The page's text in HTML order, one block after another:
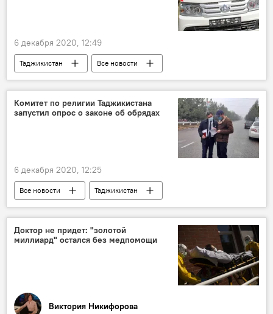
6 декабря 2020, 12:49
Таджикистан
Все новости
Происшествия, ЧП, криминал
Рудаки
взрыв
газ
Комитет по религии Таджикистана
запустил опрос о законе об обрядах
6 декабря 2020, 12:25
Все новости
Таджикистан
Общество
опрос закон
Доктор не придет: "золотой
миллиард" остался без медпомощи
Виктория Никифорова